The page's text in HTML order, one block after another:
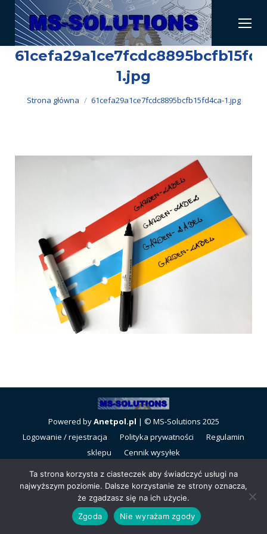
1.jpg
Jesteś tutaj:
Strona główna 61cefa29a1ce7fcdc8895bcfb15fd4ca-1.jpg
Powered byAnetpol.pl | © MS-Solutions 2025
Logowanie / rejestracja
Polityka prywatności
Regulamin
sklepu
Cennik wysyłek
Ta strona korzysta z ciasteczek aby świadczyć usługi na
najwyższym poziomie. Dalsze korzystanie ze strony oznacza,
że zgadzasz się na ich użycie.
Zgoda
Nie wyrażam zgody